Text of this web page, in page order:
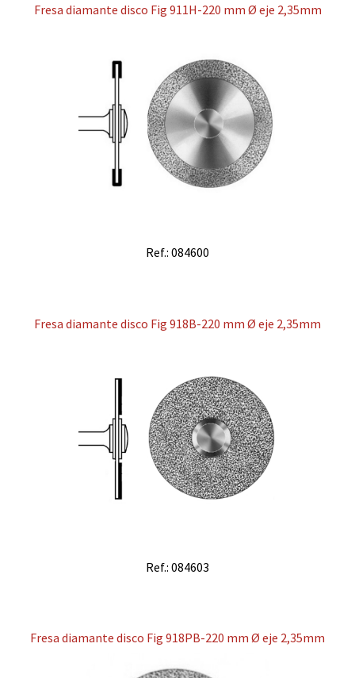
Fresa diamante disco Fig 911H-220 mm Ø eje 2,35mm
Ref.: 084600
Fresa diamante disco Fig 918B-220 mm Ø eje 2,35mm
Ref.: 084603
Fresa diamante disco Fig 918PB-220 mm Ø eje 2,35mm